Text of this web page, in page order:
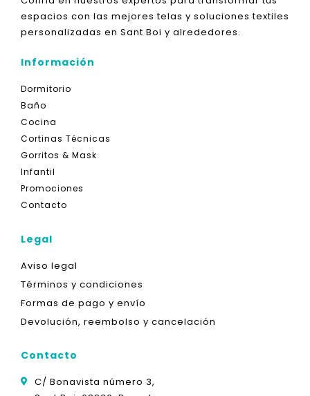
espacios con las mejores telas y soluciones textiles
personalizadas en Sant Boi y alrededores.
Información
Dormitorio
Baño
Cocina
Cortinas Técnicas
Gorritos & Mask
Infantil
Promociones
Contacto
Legal
Aviso legal
Términos y condiciones
Formas de pago y envío
Devolución, reembolso y cancelación
Contacto
C/ Bonavista número 3,